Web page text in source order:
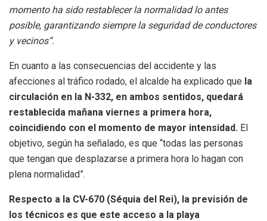
momento ha sido restablecer la normalidad lo antes
posible, garantizando siempre la seguridad de conductores
y vecinos”.
En cuanto a las consecuencias del accidente y las
afecciones al tráfico rodado, el alcalde ha explicado que la
circulación en la N-332, en ambos sentidos, quedará
restablecida mañana viernes a primera hora,
coincidiendo con el momento de mayor intensidad. El
objetivo, según ha señalado, es que “todas las personas
que tengan que desplazarse a primera hora lo hagan con
plena normalidad”.
Respecto a la CV-670 (Séquia del Rei), la previsión de
los técnicos es que este acceso a la playa